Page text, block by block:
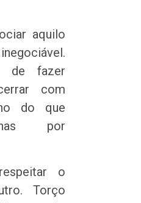
aquilo
de fazer
com
do que
por
o
Torço